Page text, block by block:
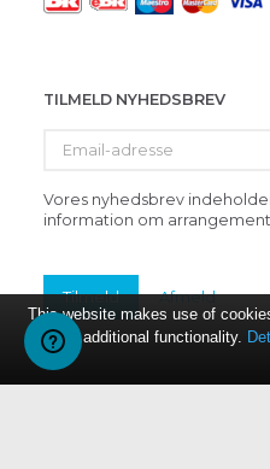
TILMELD NYHEDSBREV
adresse
Vores nyhedsbrev
information om
Tilmeld Afmeld
This website makes use of
provide additional functionality.